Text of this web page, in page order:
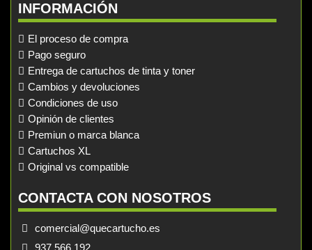
INFORMACIÓN
El proceso de compra
Pago seguro
Entrega de cartuchos de tinta y toner
Cambios y devoluciones
Condiciones de uso
Opinión de clientes
Premiun o marca blanca
Cartuchos XL
Original vs compatible
CONTACTA CON NOSOTROS
comercial@quecartucho.es